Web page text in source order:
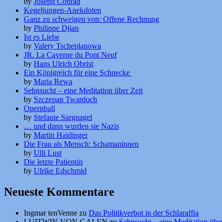
Kegeljungen-Anekdoten
Ganz zu schweigen von: Offene Rechnung
by Philippe Djian
Ist es Liebe
by Valery Tscheplanowa
JR. La Caverne du Pont Neuf
by Hans Ulrich Obrist
Ein Königreich für eine Schnecke
by Maria Rewa
Sehnsucht – eine Meditation über Zeit
by Szczepan Twardoch
Opernball
by Stefanie Sargnagel
… und dann wurden sie Nazis
by Martin Haidinger
Die Frau als Mensch: Schamaninnen
by Ulli Lust
Die letzte Patientin
by Ulrike Edschmid
Neueste Kommentare
Ingmar tenVenne zu Das Politikverbot in der Schlaraffia